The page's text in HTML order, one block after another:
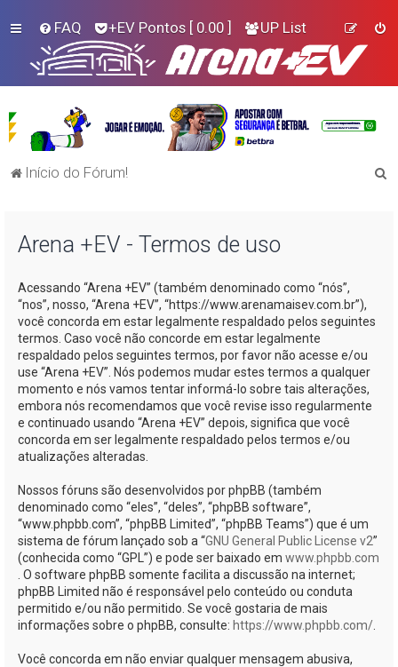
FAQ +EV Pontos [ 0.00 ] UP List
Início do Fórum!
Arena +EV - Termos de uso
Acessando “Arena +EV” (também denominado como “nós”,
“nos”, nosso, “Arena +EV”, “https://www.arenamaisev.com.br”),
você concorda em estar legalmente respaldado pelos seguintes
termos. Caso você não concorde em estar legalmente
respaldado pelos seguintes termos, por favor não acesse e/ou
use “Arena +EV”. Nós podemos mudar estes termos a qualquer
momento e nós vamos tentar informá-lo sobre tais alterações,
embora nós recomendamos que você revise isso regularmente
e continuado usando “Arena +EV” depois, significa que você
concorda em ser legalmente respaldado pelos termos e/ou
atualizações alteradas.
Nossos fóruns são desenvolvidos por phpBB (também
denominado como “eles”, “deles”, “phpBB software”,
“www.phpbb.com”, “phpBB Limited”, “phpBB Teams”) que é um
sistema de fórum lançado sob a “GNU General Public License v2”
(conhecida como “GPL”) e pode ser baixado em www.phpbb.com
. O software phpBB somente facilita a discussão na internet;
phpBB Limited não é responsável pelo conteúdo ou conduta
permitido e/ou não permitido. Se você gostaria de mais
informações sobre o phpBB, consulte: https://www.phpbb.com/
Você concorda em não enviar qualquer mensagem abusiva,